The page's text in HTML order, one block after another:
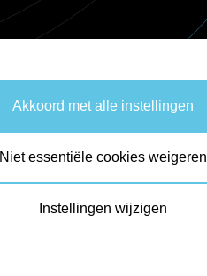
Akkoord met alle instellingen
Niet essentiële cookies weigeren
Instellingen wijzigen